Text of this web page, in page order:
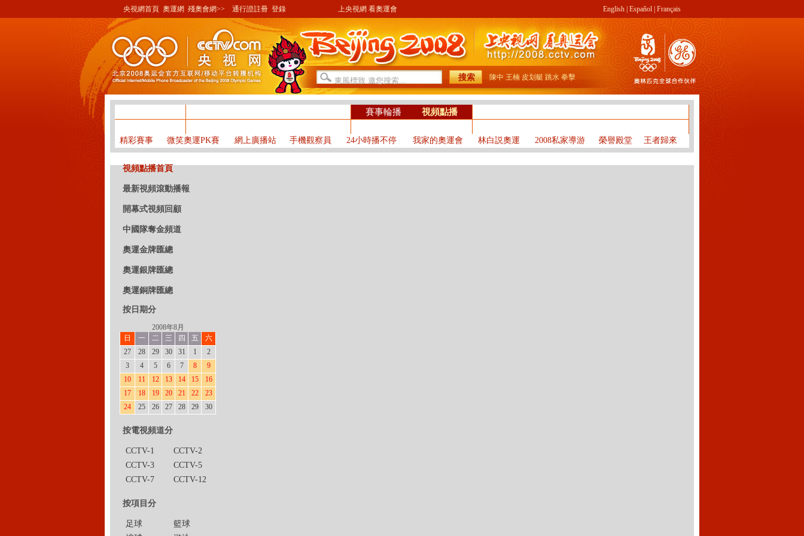
央視網首頁 奧運網 殘奧會網>> 通行證註冊 登錄 上央視網 看奧運會 English Español Français
陳中 王楠 皮划艇 跳水 拳擊
賽事輪播 視頻點播
精彩賽事 微笑奧運PK賽 網上廣播站 手機觀察員 24小時播不停 我家的奧運會 林白説奧運 2008私家導游 榮譽殿堂 王者歸來
視頻點播首頁
最新視頻滾動播報
開幕式視頻回顧
中國隊奪金頻道
奧運金牌匯總
奧運銀牌匯總
奧運銅牌匯總
按日期分
2008年8月
日
一 二 三 四 五
六
27
28 29 30 31 1
2
3
4 5 6 7 8
9
10
11 12 13 14 15
16
17
18 19 20 21 22
23
24
25 26 27 28 29 30
按電視頻道分
CCTV-1
CCTV-2
CCTV-3
CCTV-5
CCTV-7
CCTV-12
按項目分
足球
籃球